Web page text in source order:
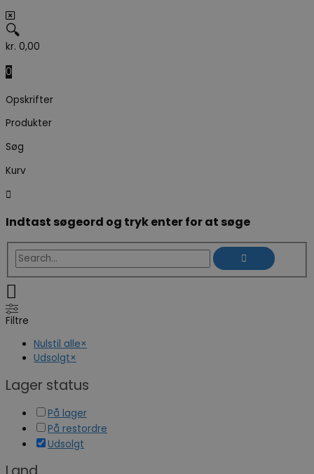
🔍
kr. 0,00
0
Opskrifter
Produkter
Søg
Kurv
Indtast søgeord og tryk enter for at søge
Filtre
Nulstil alle×
Udsolgt×
Lager status
På lager
På restordre
Udsolgt